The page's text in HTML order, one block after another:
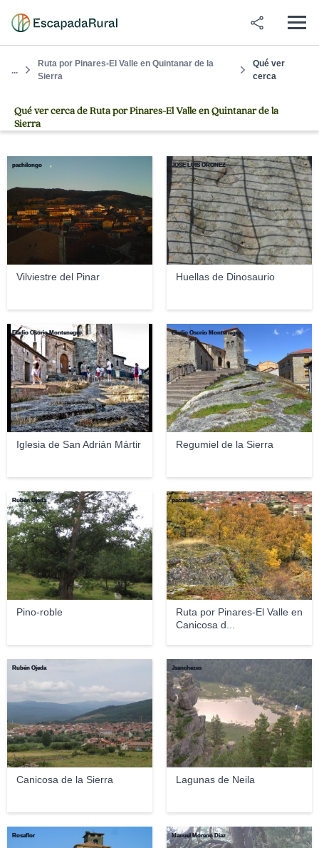
...
Ruta por Pinares-El Valle en Quintanar de la
Sierra
Qué ver
cerca
Qué ver cerca de Ruta por Pinares-El Valle en Quintanar de la
Sierra
Vilviestre del Pinar
pachilongo
Huellas de Dinosaurio
JOSE LUIS OROÑEZ
Iglesia de San Adrián Mártir
Eladio Osorio Montenegro
Regumiel de la Sierra
Eladio Osorio Montenegro
Pino-roble
Rubén Ojeda
Ruta por Pinares-El Valle en
Canicosa d...
pacomio
Canicosa de la Sierra
Rubén Ojeda
Lagunas de Neila
Jsanchezes
Rosaflor Manuel Moreno Diaz